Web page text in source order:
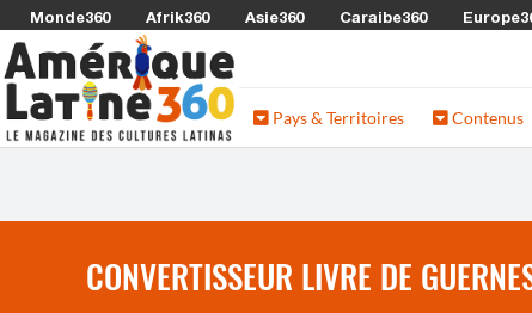
Monde360 Afrik360 Asie360 Caraibe360
Pays & Territoires Contenus
CONVERTISSEUR LIVRE DE